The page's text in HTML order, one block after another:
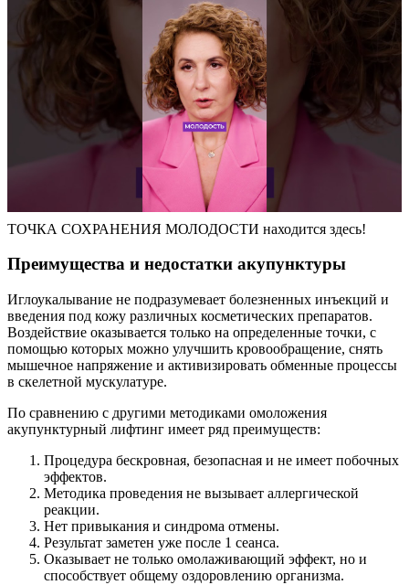
ТОЧКА СОХРАНЕНИЯ МОЛОДОСТИ находится здесь!
Преимущества и недостатки акупунктуры
Иглоукалывание не подразумевает болезненных инъекций и
введения под кожу различных косметических препаратов.
Воздействие оказывается только на определенные точки, с
помощью которых можно улучшить кровообращение, снять
мышечное напряжение и активизировать обменные процессы
в скелетной мускулатуре.
По сравнению с другими методиками омоложения
акупунктурный лифтинг имеет ряд преимуществ:
Процедура бескровная, безопасная и не имеет побочных
эффектов.
Методика проведения не вызывает аллергической
реакции.
Нет привыкания и синдрома отмены.
Результат заметен уже после 1 сеанса.
Оказывает не только омолаживающий эффект, но и
способствует общему оздоровлению организма.